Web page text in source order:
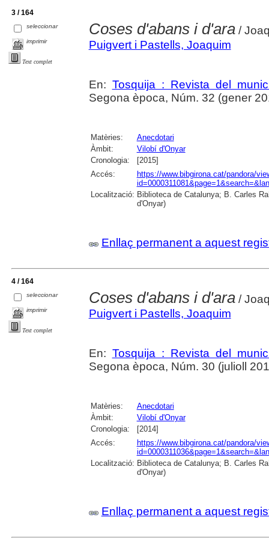
3 / 164
seleccionar
imprimir
Text complet
Coses d'abans i d'ara/
Puigvert i Pastells, Joaquim
En: Tosquija : Revista del
Segona època, Núm. 32 (gener
Matèries:
Anecdotari
Àmbit:
Vilobí d'Onyar
Cronologia:
[2015]
Accés:
https://www.bibgirona.cat/pandora/
Localització: Biblioteca de Catalunya; B. Carles
d'Onyar)
Enllaç permanent a aquest
4 / 164
seleccionar
imprimir
Text complet
Coses d'abans i d'ara/
Puigvert i Pastells, Joaquim
En: Tosquija : Revista del
Segona època, Núm. 30 (julioll
Matèries:
Anecdotari
Àmbit:
Vilobí d'Onyar
Cronologia:
[2014]
Accés:
https://www.bibgirona.cat/pandora/
Localització: Biblioteca de Catalunya; B. Carles
d'Onyar)
Enllaç permanent a aquest